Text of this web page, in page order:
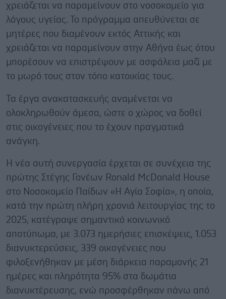
χρειάζεται να παραμείνουν στο νοσοκομείο για
λόγους υγείας. Το πρόγραμμα απευθύνεται σε
μητέρες που διαμένουν εκτός Αττικής και
χρειάζεται να παραμείνουν στην Αθήνα έως ότου
μπορέσουν να επιστρέψουν με ασφάλεια μαζί με
το μωρό τους στον τόπο κατοικίας τους.
Τα έργα ανακατασκευής αναμένεται να
ολοκληρωθούν άμεσα, ώστε ο χώρος να δοθεί
στις οικογένειες που το έχουν πραγματικά
ανάγκη.
Η νέα αυτή συνεργασία έρχεται σε συνέχεια της
πρώτης Στέγης Γονέων Ronald McDonald House
στο Νοσοκομείο Παίδων «Η Αγία Σοφία», η οποία,
κατά την πρώτη πλήρη χρονιά λειτουργίας της το
2025, κατέγραψε σημαντικό κοινωνικό
αποτύπωμα, με 3.073 ημερήσιες επισκέψεις, 1.053
διανυκτερεύσεις, 339 οικογένειες που
φιλοξενήθηκαν με μέση διάρκεια παραμονής 21
ημέρες και πληρότητα 95% στα δωμάτια
διανυκτέρευσης, ενώ προσφέρθηκαν πάνω από